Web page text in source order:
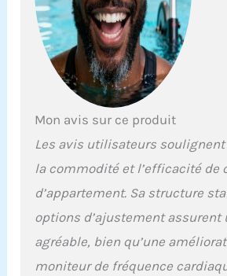
Mon avis sur ce produit
Les avis utilisateurs
la commodité et l’efficacité de
d’appartement. Sa structure
options d’ajustement assurent
agréable, bien qu’une
moniteur de fréquence